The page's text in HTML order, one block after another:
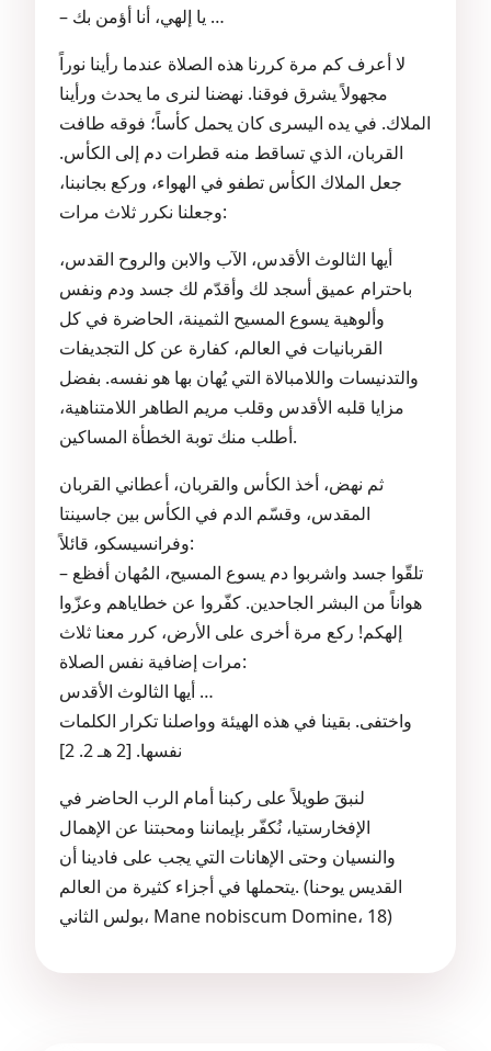
– يا إلهي، أنا أؤمن بك …
لا أعرف كم مرة كررنا هذه الصلاة عندما رأينا نوراً
مجهولاً يشرق فوقنا. نهضنا لنرى ما يحدث ورأينا
الملاك. في يده اليسرى كان يحمل كأساً؛ فوقه طافت
القربان، الذي تساقط منه قطرات دم إلى الكأس.
جعل الملاك الكأس تطفو في الهواء، وركع بجانبنا،
وجعلنا نكرر ثلاث مرات:
أيها الثالوث الأقدس، الآب والابن والروح القدس،
باحترام عميق أسجد لك وأقدّم لك جسد ودم ونفس
وألوهية يسوع المسيح الثمينة، الحاضرة في كل
القربانيات في العالم، كفارة عن كل التجديفات
والتدنيسات واللامبالاة التي يُهان بها هو نفسه. بفضل
مزايا قلبه الأقدس وقلب مريم الطاهر اللامتناهية،
أطلب منك توبة الخطأة المساكين.
ثم نهض، أخذ الكأس والقربان، أعطاني القربان
المقدس، وقسّم الدم في الكأس بين جاسينتا
وفرانسيسكو، قائلاً:
– تلقّوا جسد واشربوا دم يسوع المسيح، المُهان أفظع
هواناً من البشر الجاحدين. كفّروا عن خطاياهم وعزّوا
إلهكم! ركع مرة أخرى على الأرض، كرر معنا ثلاث
مرات إضافية نفس الصلاة:
أيها الثالوث الأقدس …
واختفى. بقينا في هذه الهيئة وواصلنا تكرار الكلمات
نفسها. [2 هـ 2. 2]
لنبقَ طويلاً على ركبنا أمام الرب الحاضر في
الإفخارستيا، نُكفّر بإيماننا ومحبتنا عن الإهمال
والنسيان وحتى الإهانات التي يجب على فادينا أن
يتحملها في أجزاء كثيرة من العالم. (القديس يوحنا
بولس الثاني، Mane nobiscum Domine، 18)